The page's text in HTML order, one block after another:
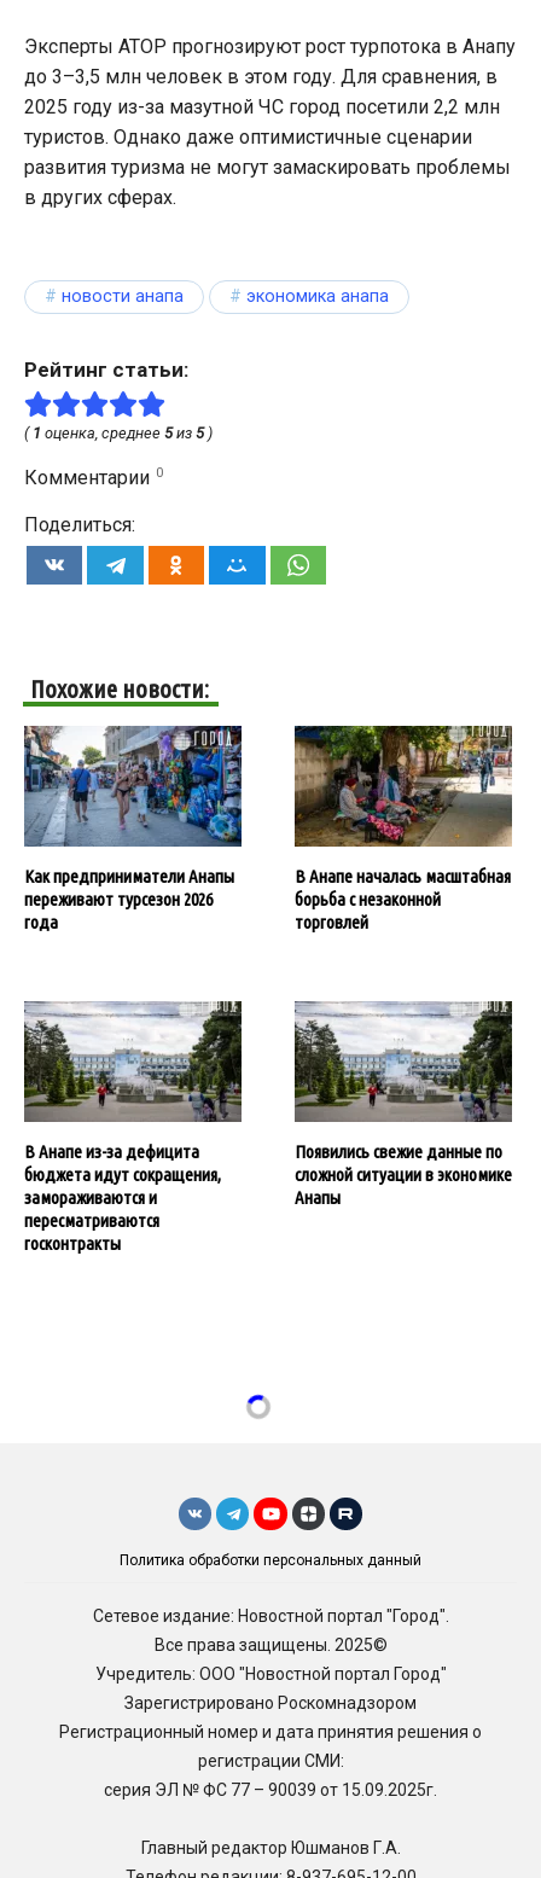
Эксперты АТОР прогнозируют рост турпотока в Анапу
до 3–3,5 млн человек в этом году. Для сравнения, в
2025 году из-за мазутной ЧС город посетили 2,2 млн
туристов. Однако даже оптимистичные сценарии
развития туризма не могут замаскировать проблемы
в других сферах.
новости анапа экономика анапа
Рейтинг статьи:
( 1 оценка, среднее 5из 5)
Комментарии 0
Поделиться:
Похожие новости:
Как предприниматели Анапы
переживают турсезон 2026
года
В Анапе началась масштабная
борьба с незаконной
торговлей
В Анапе из-за дефицита
бюджета идут сокращения,
замораживаются и
пересматриваются
госконтракты
Появились свежие данные по
сложной ситуации в экономике
Анапы
Политика обработки персональных данный
Сетевое издание: Новостной портал "Город".
Все права защищены. 2025©
Учредитель: ООО "Новостной портал Город"
Зарегистрировано Роскомнадзором
Регистрационный номер и дата принятия решения о
регистрации СМИ:
серия ЭЛ № ФС 77 – 90039 от 15.09.2025г.
Главный редактор Юшманов Г.А.